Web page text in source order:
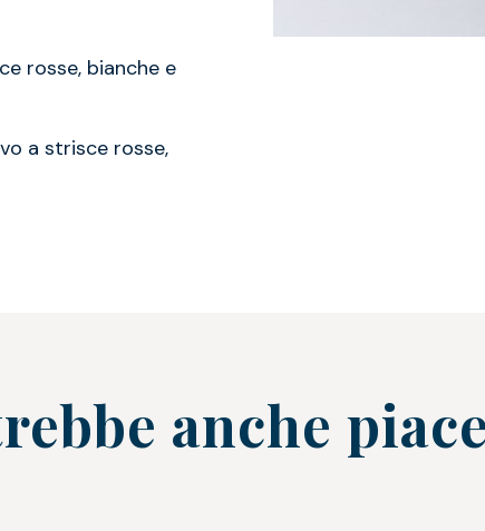
rosse, bianche e
a strisce rosse,
anche